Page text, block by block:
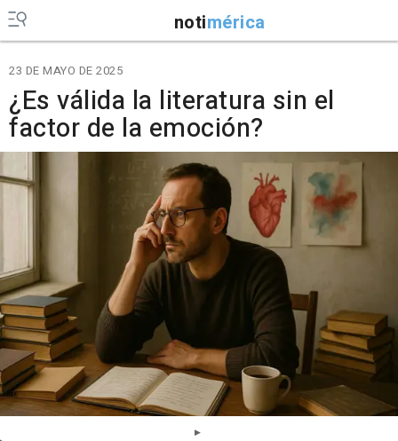
notimérica
23 DE MAYO DE 2025
¿Es válida la literatura sin el
factor de la emoción?